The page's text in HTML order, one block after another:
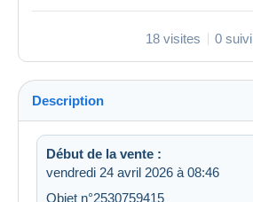
18 visites 0 suivi
Description
Début de la vente :
vendredi 24 avril 2026 à 08:46
Objet n°2530759415